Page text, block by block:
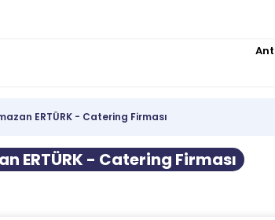
ERTÜRK - Catering Firması
ERTÜRK - Catering Firması